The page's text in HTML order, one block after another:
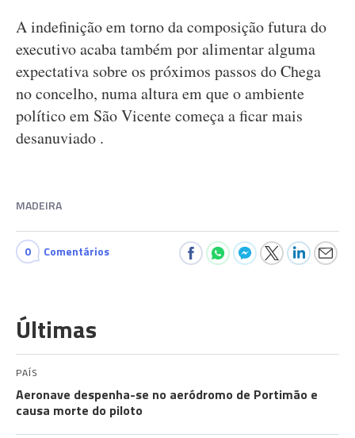
A indefinição em torno da composição futura do
executivo acaba também por alimentar alguma
expectativa sobre os próximos passos do Chega
no concelho, numa altura em que o ambiente
político em São Vicente começa a ficar mais
desanuviado .
MADEIRA
0 Comentários
Últimas
PAÍS
Aeronave despenha-se no aeródromo de Portimão e
causa morte do piloto